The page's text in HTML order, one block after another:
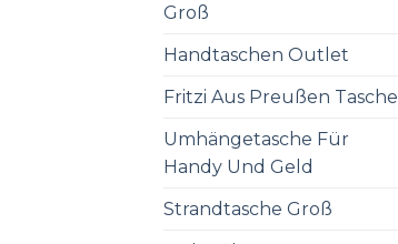
Groß
Handtaschen Outlet
Fritzi Aus Preußen Tasche
Umhängetasche Für
Handy Und Geld
Strandtasche Groß